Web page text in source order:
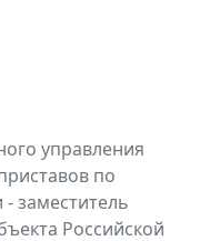
управления
по
заместитель
Российской